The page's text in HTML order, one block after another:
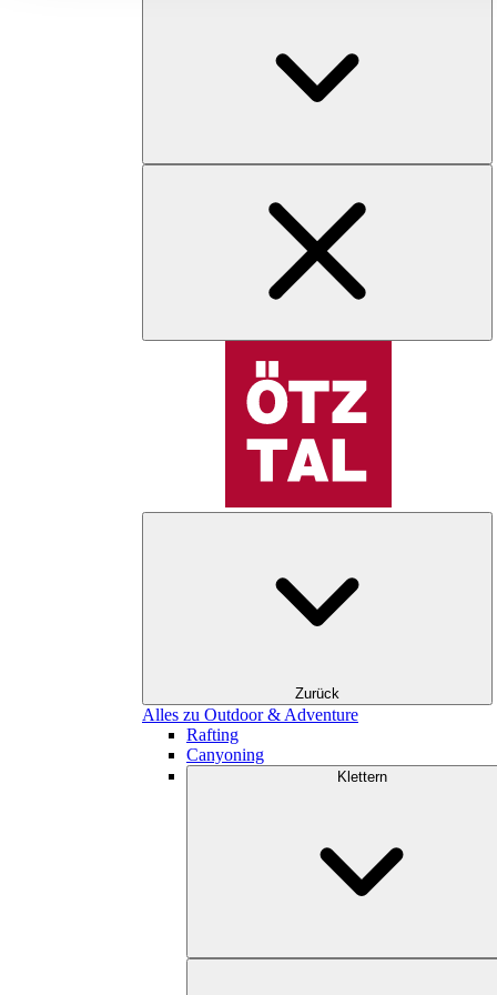
Zurück
Alles zu Outdoor & Adventure
Rafting
Canyoning
Klettern